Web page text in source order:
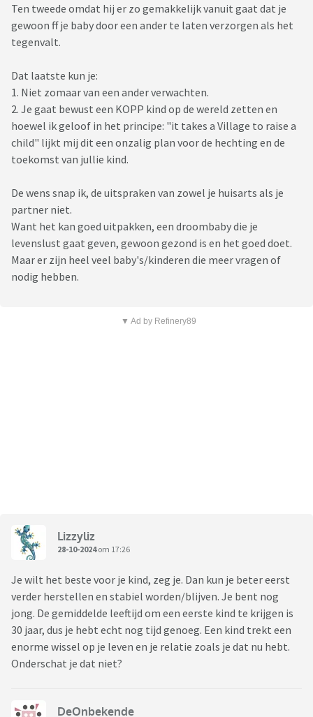
Ten tweede omdat hij er zo gemakkelijk vanuit gaat dat je
gewoon ff je baby door een ander te laten verzorgen als het
tegenvalt.
Dat laatste kun je:
1. Niet zomaar van een ander verwachten.
2. Je gaat bewust een KOPP kind op de wereld zetten en
hoewel ik geloof in het principe: "it takes a Village to raise a
child" lijkt mij dit een onzalig plan voor de hechting en de
toekomst van jullie kind.
De wens snap ik, de uitspraken van zowel je huisarts als je
partner niet.
Want het kan goed uitpakken, een droombaby die je
levenslust gaat geven, gewoon gezond is en het goed doet.
Maar er zijn heel veel baby's/kinderen die meer vragen of
nodig hebben.
▼ Ad by Refinery89
Lizzyliz
28-10-2024om 17:26
Je wilt het beste voor je kind, zeg je. Dan kun je beter eerst
verder herstellen en stabiel worden/blijven. Je bent nog
jong. De gemiddelde leeftijd om een eerste kind te krijgen is
30 jaar, dus je hebt echt nog tijd genoeg. Een kind trekt een
enorme wissel op je leven en je relatie zoals je dat nu hebt.
Onderschat je dat niet?
DeOnbekende